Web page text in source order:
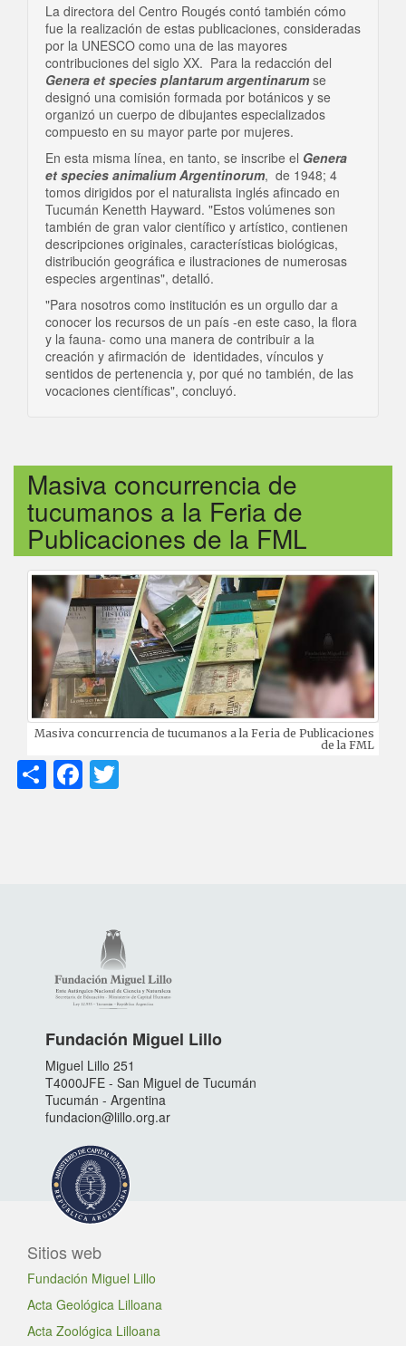
La directora del Centro Rougés contó también cómo
fue la realización de estas publicaciones, consideradas
por la UNESCO como una de las mayores
contribuciones del siglo XX. Para la redacción del
Genera et species plantarum argentinarum se
designó una comisión formada por botánicos y se
organizó un cuerpo de dibujantes especializados
compuesto en su mayor parte por mujeres.
En esta misma línea, en tanto, se inscribe el Genera
et species animalium Argentinorum, de 1948; 4
tomos dirigidos por el naturalista inglés afincado en
Tucumán Kenetth Hayward. "Estos volúmenes son
también de gran valor científico y artístico, contienen
descripciones originales, características biológicas,
distribución geográfica e ilustraciones de numerosas
especies argentinas", detalló.
"Para nosotros como institución es un orgullo dar a
conocer los recursos de un país -en este caso, la flora
y la fauna- como una manera de contribuir a la
creación y afirmación de identidades, vínculos y
sentidos de pertenencia y, por qué no también, de las
vocaciones científicas", concluyó.
Masiva concurrencia de
tucumanos a la Feria de
Publicaciones de la FML
imagen descripcion
Masiva concurrencia de tucumanos a la Feria de Publicaciones
de la FML
ShareFacebook
Fundación Miguel Lillo
Miguel Lillo 251
T4000JFE - San Miguel de Tucumán
Tucumán - Argentina
fundacion@lillo.org.ar
Sitios web
Fundación Miguel Lillo
Acta Geológica Lilloana
Acta Zoológica Lilloana